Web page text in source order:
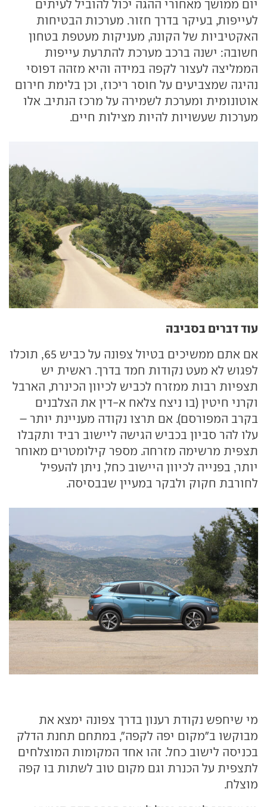
יום ממושך מאחורי ההגה יכול להוביל לעיתים
לעייפות, בעיקר בדרך חזור. מערכות הבטיחות
האקטיביות של הקונה, מעניקות מעטפת בטחון
חשובה: ישנה ברכב מערכת להתרעת עייפות
הממליצה לעצור לקפה במידה והיא מזהה דפוסי
נהיגה שמצביעים על חוסר ריכוז, וכן בלימת חירום
אוטונומית ומערכת לשמירה על מרכז הנתיב. אלו
מערכות שעשויות להיות מצילות חיים.
עוד דברים בסביבה
אם אתם ממשיכים בטיול צפונה על כביש 65, תוכלו
לפגוש לא מעט נקודות חמד בדרך. ראשית יש
תצפיות רבות ממזרח לכביש לכיוון הכינרת, הארבל
וקרני חיטין (בו ניצח צלאח א-דין את הצלבנים
בקרב המפורסם). אם תרצו נקודה מעניינת יותר –
עלו להר סביון בכביש הגישה ליישוב רביד ותקבלו
תצפית מרשימה מזרחה. מספר קילומטרים מאוחר
יותר, בפנייה לכיוון היישוב כחל, ניתן להעפיל
לחורבת חקוק ולבקר במעיין שבבסיסה.
מי שיחפש נקודת רענון בדרך צפונה ימצא את
מבוקשו ב"מקום יפה לקפה", במתחם תחנת הדלק
בכניסה לישוב כחל. זהו אחד המקומות המוצלחים
לתצפית על הכנרת וגם מקום טוב לשתות בו קפה
מוצלח.